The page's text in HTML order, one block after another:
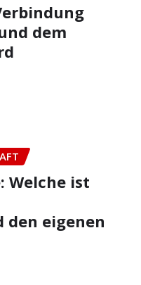
dem
Welche ist
den eigenen